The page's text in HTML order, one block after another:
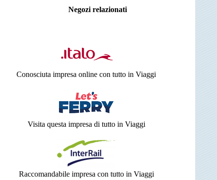
Negozi relazionati
Conosciuta impresa online con tutto in Viaggi
Visita questa impresa di tutto in Viaggi
Raccomandabile impresa con tutto in Viaggi